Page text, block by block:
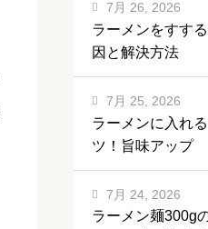
ラーメンをすす
因と解決方法
7月 26, 2026
ラーメンに入れ
ツ！旨味アップ
7月 25, 2026
ラーメン麺300g
7月 24, 2026